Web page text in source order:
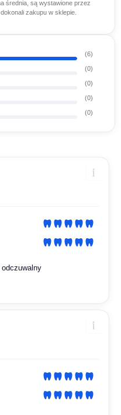
średnia, są wystawione przez
zakupu w sklepie.
(6)
(0)
(0)
(0)
(0)